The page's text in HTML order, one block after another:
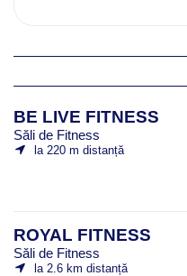
BE LIVE FITNESS
Săli de Fitness
la 220 m distanță
ROYAL FITNESS
Săli de Fitness
la 2.6 km distanță